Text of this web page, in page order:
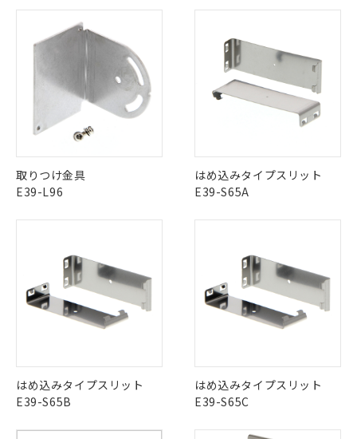
取りつけ金具
E39-L96
はめ込みタイプスリット
E39-S65A
はめ込みタイプスリット
E39-S65B
はめ込みタイプスリット
E39-S65C
ものではありません。
また、RoHS指令のフタル酸エステル類４
物質の対応では、対応完了までの期間は出
荷製品に未対応品が混在することから備考
欄に対応日を記載しておりました。
既に当社にて対応品への在庫切替を完了
していることから、特段のことがない限
り、2022年1月12日より割愛しておりま
す。